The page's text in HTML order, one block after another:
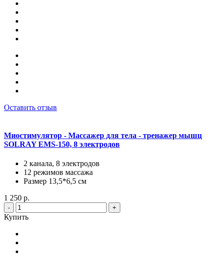
Оставить отзыв
Миостимулятор - Массажер для тела - тренажер мышц
SOLRAY EMS-150, 8 электродов
2 канала, 8 электродов
12 режимов массажа
Размер 13,5*6,5 см
1 250 р.
- +
Купить